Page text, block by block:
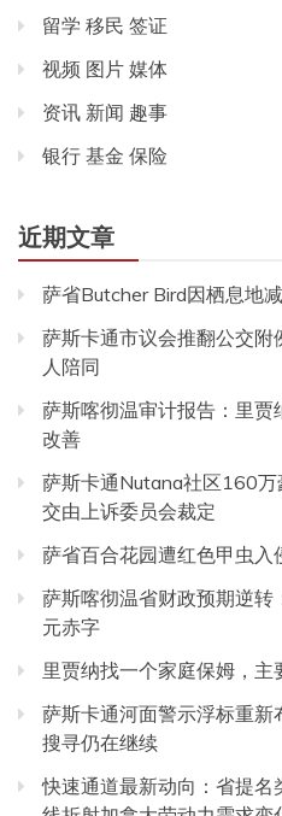
留学 移民 签证
视频 图片 媒体
资讯 新闻 趣事
银行 基金 保险
近期文章
萨省Butcher Bird因栖息地
萨斯卡通市议会推翻公交
人陪同
萨斯喀彻温审计报告：里
改善
萨斯卡通Nutana社区160
交由上诉委员会裁定
萨省百合花园遭红色甲虫
萨斯喀彻温省财政预期逆
元赤字
里贾纳找一个家庭保姆，主
萨斯卡通河面警示浮标重
搜寻仍在继续
快速通道最新动向：省提